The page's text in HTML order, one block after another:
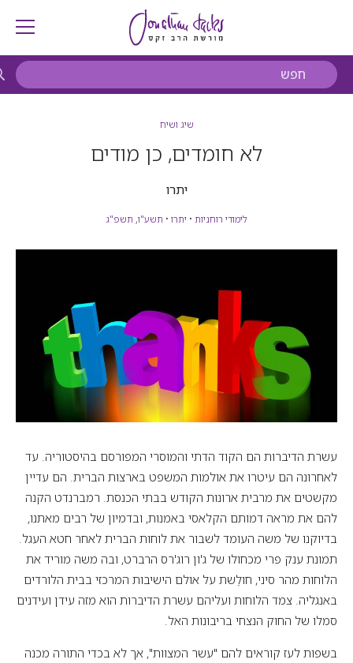
שיג ושיח
לא חומדים, כן מודים
יתרו
לימודי רוחניות • יתרו • תשע"ו, תשפ"ג
עשרת הדיברות הם הקוד הדתי והמוסרי המפורסם בהיסטוריה. עד
לאחרונה הם עיטרו את אולמות המשפט בארצות הברית. הם עדיין
מקשטים את מרבית ארונות הקודש בבתי הכנסת. רמברנדט הקנה
להם את מראה דמותם הקלאסי באמנות, ובדמיון של רבים מאתנו,
בדיוקנו של משה העומד לשבור את לוחות הברית לאחר חטא העגל.
תמונת ענק פרי מכחולו של ג'ון רוג'רס הרברט, ובה משה מוריד את
הלוחות מהר סיני, חולֶשת על אולם הישיבות המרכזי בבית הלורדים
באנגליה. צמד הלוחות ועליהם עשרת הדיברות הוא מזה עידן ועידנים
סמלו של החוק הנצחי בריבונות האל.
בשפות לעז קוראים להם "עשר המצוות", אך לא בכדי התורה מכנה